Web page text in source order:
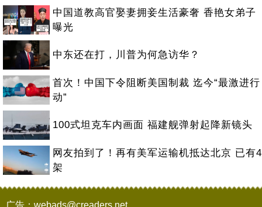
中国道教高官娶妻拥妾生活豪奢 香艳女弟子
曝光
中东还在打，川普为何急访华？
首次！中国下令阻断美国制裁 迄今“最激进行
动”
100式坦克车内画面 福建舰弹射起降新镜头
网友拍到了！再有美军运输机抵达北京 已有4
架
广告：webads@creaders.net